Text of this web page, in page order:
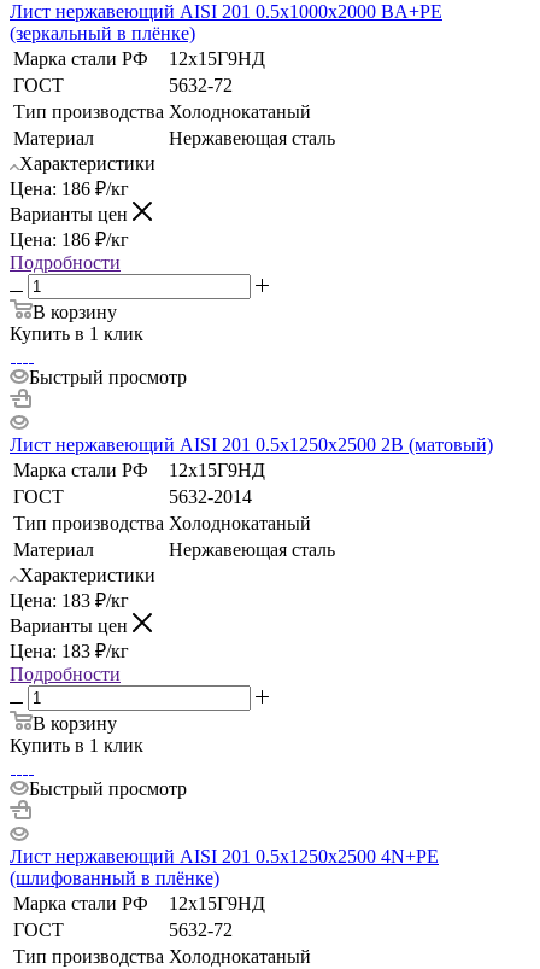
Лист нержавеющий AISI 201 0.5х1000х2000 BA+РЕ
(зеркальный в плёнке)
Марка стали РФ
12х15Г9НД
ГОСТ
5632-72
Тип производства Холоднокатаный
Материал
Нержавеющая сталь
Характеристики
Цена: 186 ₽/кг
Варианты цен
Цена: 186 ₽/кг
Подробности
В корзину
Купить в 1 клик
Быстрый просмотр
Лист нержавеющий AISI 201 0.5х1250х2500 2B (матовый)
Марка стали РФ
12х15Г9НД
ГОСТ
5632-2014
Тип производства Холоднокатаный
Материал
Нержавеющая сталь
Характеристики
Цена: 183 ₽/кг
Варианты цен
Цена: 183 ₽/кг
Подробности
В корзину
Купить в 1 клик
Быстрый просмотр
Лист нержавеющий AISI 201 0.5х1250х2500 4N+РЕ
(шлифованный в плёнке)
Марка стали РФ
12х15Г9НД
ГОСТ
5632-72
Тип производства Холоднокатаный